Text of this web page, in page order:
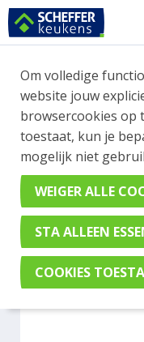
WEBSHOP
Je kan tijdelijk
vast oriënteren?
en merken met
informatie.
Om volledige
website jouw
browsercookies op
toestaat, kun je
mogelijk niet